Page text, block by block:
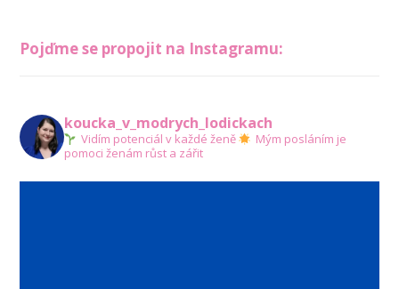
Pojďme se propojit na Instagramu:
koucka_v_modrych_lodickach
Vidím potenciál v každé ženě
Mým posláním je
pomoci ženám růst a zářit